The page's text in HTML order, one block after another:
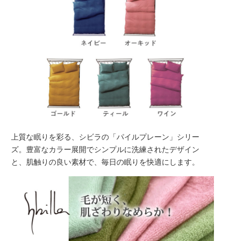
上質な眠りを彩る、シビラの「パイルプレーン」シリー
ズ。豊富なカラー展開でシンプルに洗練されたデザイン
と、肌触りの良い素材で、毎日の眠りを快適にします。